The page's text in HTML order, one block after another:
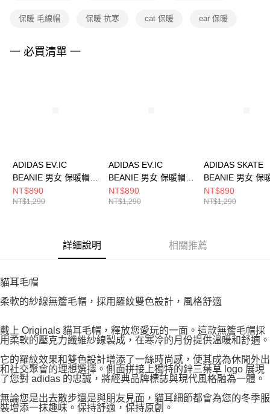
權轉讓予恩沛科技股份有限公司。
３．未成年的使用者請事先徵得法定代理人或監護人之同意方可使用
「AFTEE先享後付」，若未經同意申辦者引起之損失，本公司不負相關責
保暖 毛線帽 保暖 抗寒 cat 保暖 ear 保暖
一 必買清單 一
ADIDAS EV.IC
BEANIE 男女 保暖帽
JW7991
NT$890
NT$1,290
ADIDAS EV.IC
BEANIE 男女 保暖帽
JW7990
NT$890
NT$1,290
ADIDAS SKATE
BEANIE 男女 保
JY2717
NT$890
NT$1,290
詳細說明 相關推薦
貓耳毛帽
柔軟的紗線無簷毛帽，採用羅紋雙色設計，風格舒適
戴上 Originals 貓耳毛帽，釋放您愛玩的一面。這款無簷毛帽採
用柔軟的壓克力纖維紗線製成，在寒冷的月份提供溫暖和舒適。
它的羅紋效果和雙色設計增添了一絲時尚感，使其成為休閒外出
和社交聚會的理想選擇。側面拼接上獨特的鋅三葉草 logo 展現
了您對 adidas 的忠誠，將經典品牌標誌與現代風格融為一體。
無論您是出去散步還是與朋友見面，貓耳細節都會為您的冬季服
裝增添一抹趣味。保持舒適，保持原創。